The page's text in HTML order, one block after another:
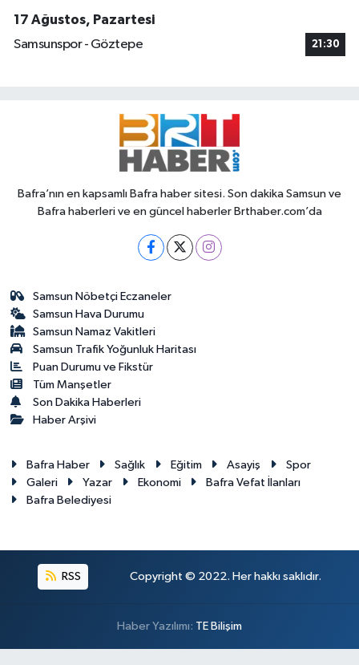
17 Ağustos, Pazartesi
Samsunspor - Göztepe
21:30
Bafra’nın en kapsamlı Bafra haber sitesi. Son dakika Samsun ve
Bafra haberleri ve en güncel haberler Brthaber.com’da
Samsun Nöbetçi Eczaneler
Samsun Hava Durumu
Samsun Namaz Vakitleri
Samsun Trafik Yoğunluk Haritası
Puan Durumu ve Fikstür
Tüm Manşetler
Son Dakika Haberleri
Haber Arşivi
Bafra Haber Sağlık Eğitim Asayiş
Spor
Galeri
Yazar Ekonomi
Bafra Vefat İlanları
Bafra Belediyesi
RSS Copyright © 2022. Her hakkı saklıdır.
Haber Yazılımı: TE Bilişim